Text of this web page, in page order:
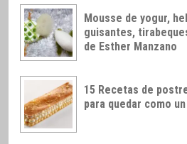
Mousse de yogur,
guisantes,
de Esther Manzano
15 Recetas de
para quedar como